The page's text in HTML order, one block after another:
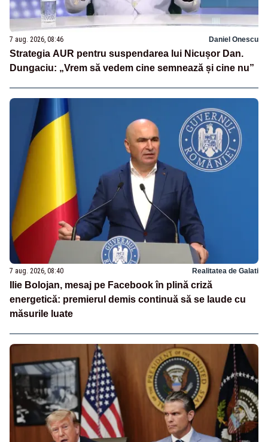
7 aug. 2026, 08:46 Daniel Onescu
Strategia AUR pentru suspendarea lui Nicușor Dan.
Dungaciu: „Vrem să vedem cine semnează și cine nu”
7 aug. 2026, 08:40 Realitatea de Galati
Ilie Bolojan, mesaj pe Facebook în plină criză
energetică: premierul demis continuă să se laude cu
măsurile luate